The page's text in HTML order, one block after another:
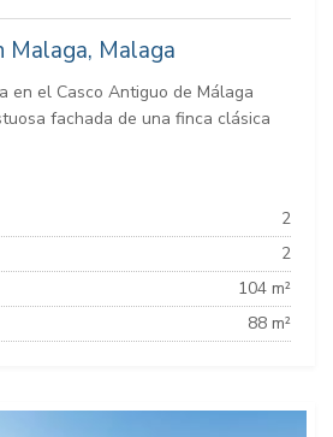
Malaga
en el Casco Antiguo de Málaga
fachada de una finca clásica
2
2
104 m²
88 m²